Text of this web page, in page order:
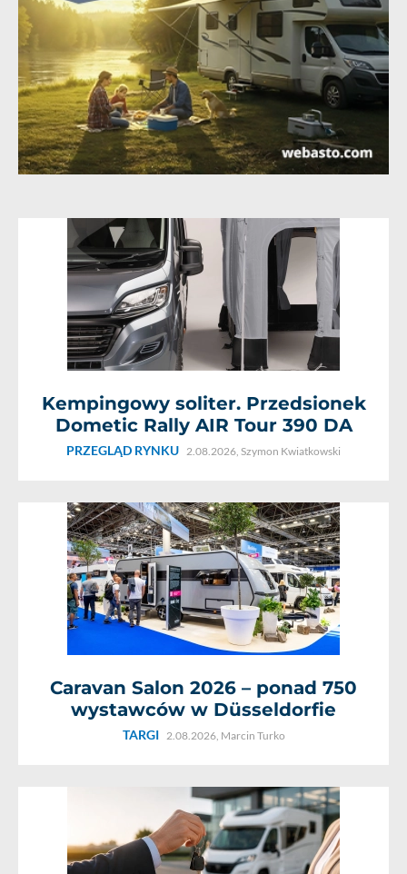
Kempingowy soliter. Przedsionek
Dometic Rally AIR Tour 390 DA
PRZEGLĄD RYNKU 2.08.2026, Szymon Kwiatkowski
Caravan Salon 2026 – ponad 750
wystawców w Düsseldorfie
TARGI 2.08.2026, Marcin Turko